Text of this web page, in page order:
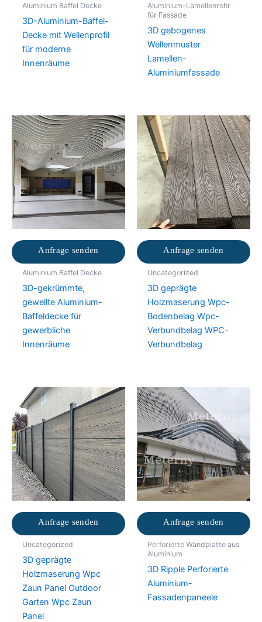
Aluminium Baffel Decke
3D-Aluminium-Baffel-
Decke mit Wellenprofil
für moderne
Innenräume
Aluminium-Lamellenrohr
für Fassade
3D gebogenes
Wellenmuster
Lamellen-
Aluminiumfassade
Anfrage senden
Aluminium Baffel Decke
3D-gekrümmte,
gewellte Aluminium-
Baffeldecke für
gewerbliche
Innenräume
Anfrage senden
Uncategorized
3D geprägte
Holzmaserung Wpc-
Bodenbelag Wpc-
Verbundbelag WPC-
Verbundbelag
Anfrage senden
Uncategorized
3D geprägte
Holzmaserung Wpc
Zaun Panel Outdoor
Garten Wpc Zaun
Panel
Anfrage senden
Perforierte Wandplatte aus
Aluminium
3D Ripple Perforierte
Aluminium-
Fassadenpaneele